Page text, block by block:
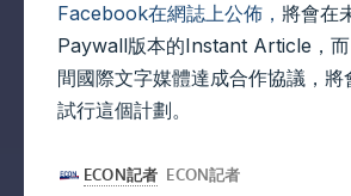
Facebook在網誌上公佈， 將會在
Paywall版本的Instant Article，而
間國際文字媒體達成合作協議，
試行這個計劃。